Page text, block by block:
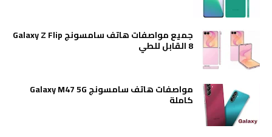
جميع مواصفات هاتف سامسونج Galaxy Z Flip
8 القابل للطي
مواصفات هاتف سامسونج Galaxy M47 5G
كاملة